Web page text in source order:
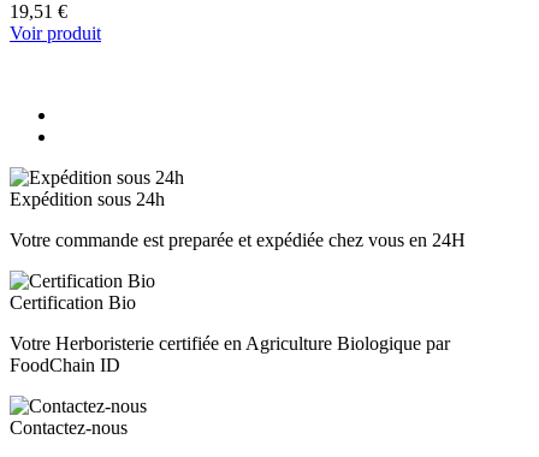
19,51 €
Voir produit
Expédition sous 24h
Votre commande est preparée et expédiée chez vous en 24H
Certification Bio
Votre Herboristerie certifiée en Agriculture Biologique par
FoodChain ID
Contactez-nous